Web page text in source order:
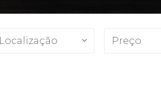
Localização Preço